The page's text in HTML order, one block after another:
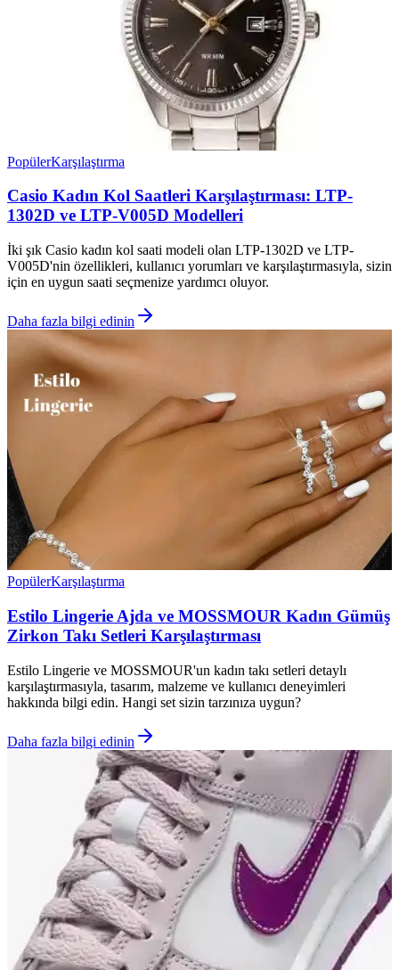
PopülerKarşılaştırma
Casio Kadın Kol Saatleri Karşılaştırması: LTP-
1302D ve LTP-V005D Modelleri
İki şık Casio kadın kol saati modeli olan LTP-1302D ve LTP-
V005D'nin özellikleri, kullanıcı yorumları ve karşılaştırmasıyla, sizin
için en uygun saati seçmenize yardımcı oluyor.
Daha fazla bilgi edinin
PopülerKarşılaştırma
Estilo Lingerie Ajda ve MOSSMOUR Kadın Gümüş
Zirkon Takı Setleri Karşılaştırması
Estilo Lingerie ve MOSSMOUR'un kadın takı setleri detaylı
karşılaştırmasıyla, tasarım, malzeme ve kullanıcı deneyimleri
hakkında bilgi edin. Hangi set sizin tarzınıza uygun?
Daha fazla bilgi edinin